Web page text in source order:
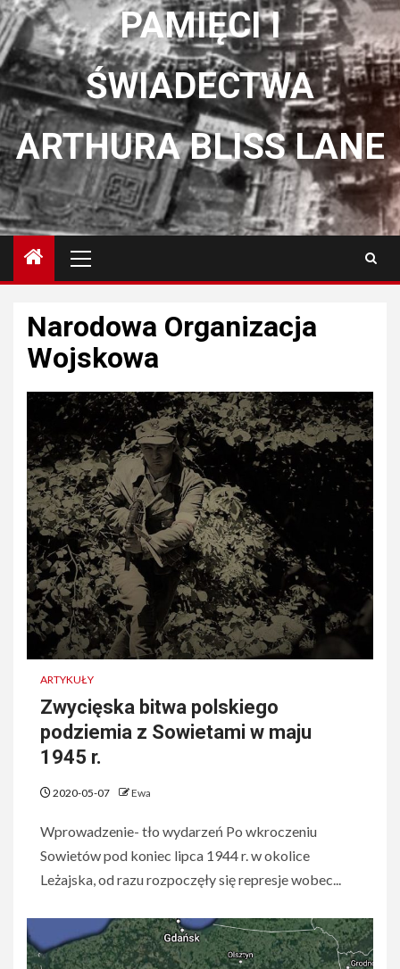
PAMIĘCI I
ŚWIADECTWA
ARTHURA BLISS LANE
główne
Narodowa Organizacja
Wojskowa
ARTYKUŁY
Zwycięska bitwa polskiego
podziemia z Sowietami w maju
1945 r.
2020-05-07 Ewa
Wprowadzenie- tło wydarzeń Po wkroczeniu
Sowietów pod koniec lipca 1944 r. w okolice
Leżajska, od razu rozpoczęły się represje wobec...